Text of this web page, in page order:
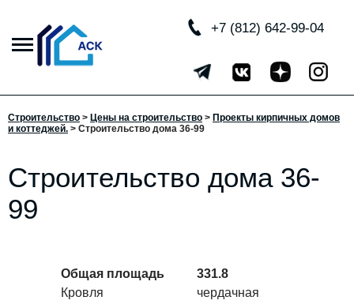
+7 (812) 642-99-04
Строительство > Цены на строительство > Проекты кирпичных домов
и коттеджей. > Строительство дома 36-99
Строительство дома 36-
99
Общая площадь
331.8
Кровля
чердачная